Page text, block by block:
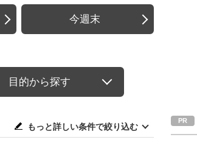
今週末
目的から探す
もっと詳しい条件で絞り込む